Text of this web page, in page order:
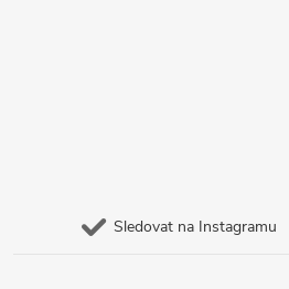
Sledovat na Instagramu